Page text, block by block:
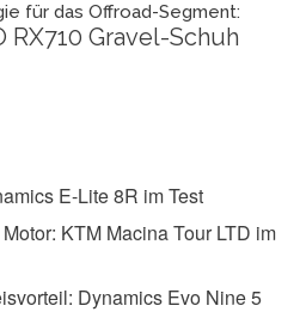
für das Offroad-Segment:
RX710 Gravel-Schuh
E-Lite 8R im Test
KTM Macina Tour LTD im
Dynamics Evo Nine 5